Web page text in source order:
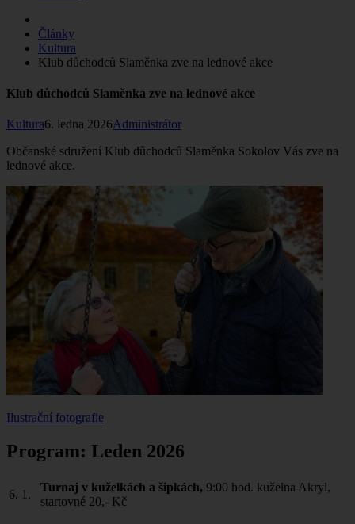
Články
Kultura
Klub důchodců Slaměnka zve na lednové akce
Klub důchodců Slaměnka zve na lednové akce
Kultura6. ledna 2026Administrátor
Občanské sdružení Klub důchodců Slaměnka Sokolov Vás zve na
lednové akce.
Ilustrační fotografie
Program: Leden 2026
6. 1.
Turnaj v kuželkách a šipkách, 9:00 hod. kuželna Akryl,
startovné 20,- Kč